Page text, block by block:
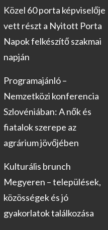
Közel 60 porta képviselője
vett részt a Nyitott Porta
Napok felkészítő szakmai
napján
Programajánló –
Nemzetközi konferencia
Szlovéniában: A nők és
fiatalok szerepe az
agrárium jövőjében
Kulturális brunch
Megyeren – települések,
közösségek és jó
gyakorlatok találkozása